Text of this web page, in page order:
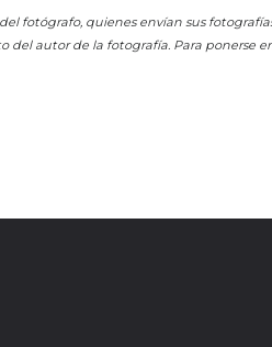
fotógrafo, quienes envían sus
autor de la fotografía. Para ponerse